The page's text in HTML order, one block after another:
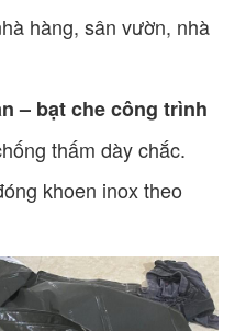
hàng, sân vườn, nhà
– bạt che công trình
thấm dày chắc.
khoen inox theo